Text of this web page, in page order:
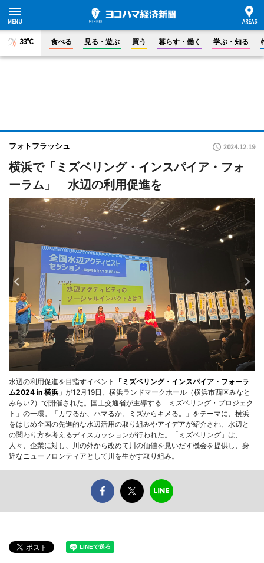
33°C 食べる 見る・遊ぶ 買う 暮らす・働く 学ぶ・知る
フォトフラッシュ 2024.12.19
横浜で「ミズベリング・インスパイア・フォ
ーラム」 水辺の利用促進を
水辺の利用促進を目指すイベント
「ミズベリング・インスパイア・フォーラ
ム2024 in 横浜」 が12月19日、横浜ランドマークホール（横浜市西区みなと
みらい2）で開催された。国土交通省が主導する「ミズベリング・プロジェク
ト」の一環。「カワるか、ハマるか。ミズからキメる。」をテーマに、横浜
をはじめ全国の先進的な水辺活用の取り組みやアイデアが紹介され、水辺と
の関わり方を考えるディスカッションが行われた。「ミズベリング」は、
人々、企業に対し、川の外から改めて川の価値を見いだす機会を提供し、身
近なニューフロンティアとして川を生かす取り組み。